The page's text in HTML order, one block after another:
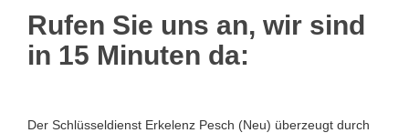
Rufen Sie uns an, wir sind
in 15 Minuten da:
Der Schlüsseldienst Erkelenz Pesch (Neu) überzeugt durch